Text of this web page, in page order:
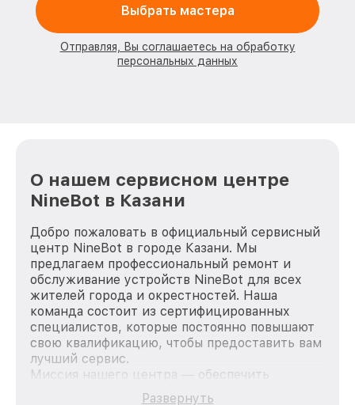
Выбрать мастера
Отправляя, Вы соглашаетесь на обработку
персональных данных
О нашем сервисном центре
NineBot в Казани
Добро пожаловать в официальный сервисный
центр NineBot в городе Казани. Мы
предлагаем профессиональный ремонт и
обслуживание устройств NineBot для всех
жителей города и окрестностей. Наша
команда состоит из сертифицированных
специалистов, которые постоянно повышают
свою квалификацию, чтобы предоставить вам
лучший сервис.
Миссия нашего центра — обеспечить
качественный и доступный ремонт для
Развернуть